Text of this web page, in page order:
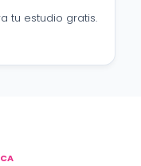
tu estudio gratis.